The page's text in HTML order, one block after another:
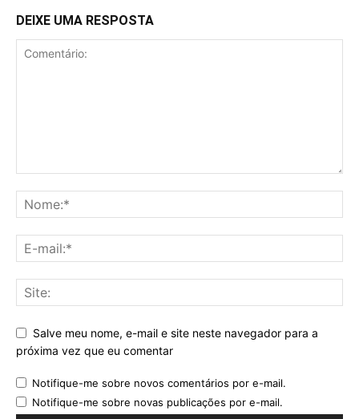
DEIXE UMA RESPOSTA
Salve meu nome, e-mail e site neste navegador para a
próxima vez que eu comentar
Notifique-me sobre novos comentários por e-mail.
Notifique-me sobre novas publicações por e-mail.